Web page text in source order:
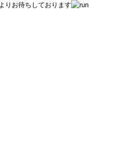
りお待ちしております